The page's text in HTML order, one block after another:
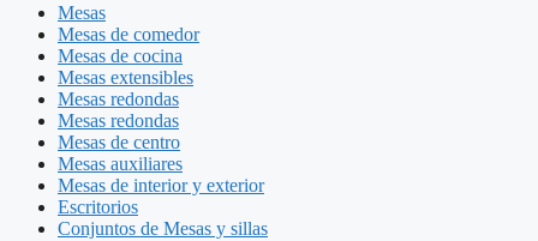
Mesas
Mesas de comedor
Mesas de cocina
Mesas extensibles
Mesas redondas
Mesas redondas
Mesas de centro
Mesas auxiliares
Mesas de interior y exterior
Escritorios
Conjuntos de Mesas y sillas